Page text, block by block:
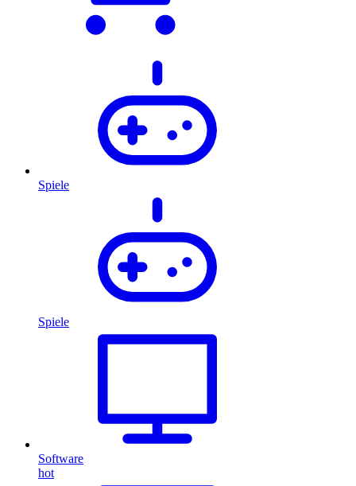
Spiele
Spiele
Software
hot